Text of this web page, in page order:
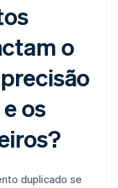
o
os
duplicado se